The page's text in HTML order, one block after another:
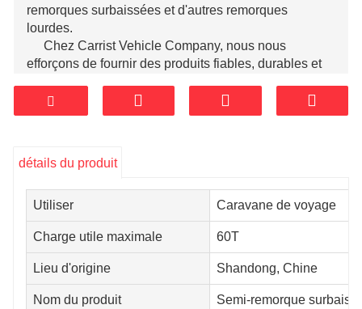
remorques surbaissées et d'autres remorques
lourdes.
Chez Carrist Vehicle Company, nous nous
efforçons de fournir des produits fiables, durables et
nos clients dans divers secteurs. Nos installations de
fabrication avancées, notre équipe de R&D
les plus élevées.
détails du produit
Utiliser Caravane de voyage
Charge utile maximale 60T
Lieu d'origine Shandong, Chine
Nom du produit
Semi-remorque